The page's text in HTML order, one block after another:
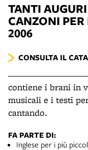
TANTI
CANZONI
2006
CONSULTA IL
contiene i brani in
musicali e i testi
cantando.
FA PARTE DI:
Inglese per i più